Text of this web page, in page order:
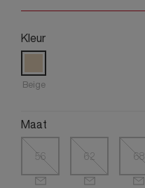
Kleur
Beige
Maat
56 62 68